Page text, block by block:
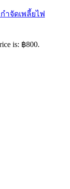
ำจัดเพลี้ยไฟ
is: ฿800.